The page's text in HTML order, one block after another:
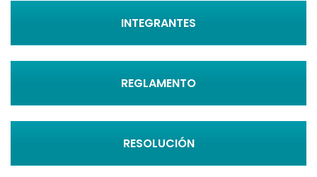
INTEGRANTES
REGLAMENTO
RESOLUCIÓN